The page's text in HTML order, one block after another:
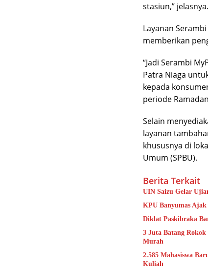
stasiun,” jelasnya.
Layanan
memberikan
“Jadi Serambi
Patra Niaga
kepada
periode
Selain
layanan
khususnya di
Umum (SPBU).
Berita Terkait
UIN Saizu Gelar
KPU Banyumas
Diklat Paskibraka
3 Juta Batang
Murah
2.585 Mahasiswa
Kuliah